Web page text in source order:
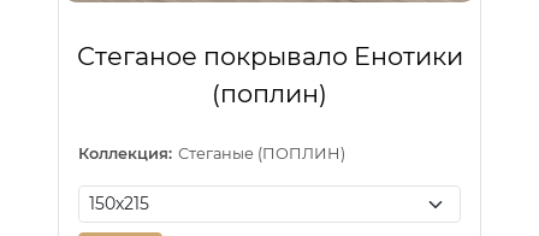
Стеганое покрывало Енотики
(поплин)
Коллекция: Стеганые (ПОПЛИН)